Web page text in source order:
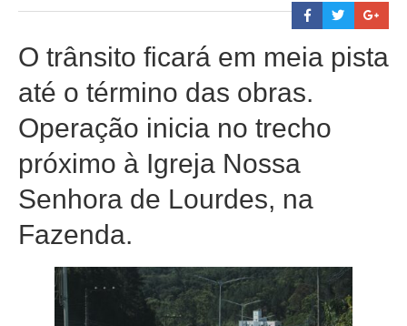
O trânsito ficará em meia pista
até o término das obras.
Operação inicia no trecho
próximo à Igreja Nossa
Senhora de Lourdes, na
Fazenda.